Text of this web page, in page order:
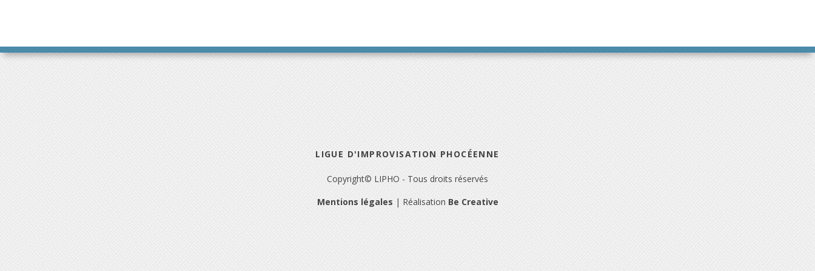
LIGUE D'IMPROVISATION PHOCÉENNE
Copyright© LIPHO - Tous droits réservés
Mentions légales | Réalisation Be Creative